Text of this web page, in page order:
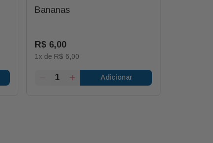
Bananas
R$ 6,00
1x de R$ 6,00
Adicionar